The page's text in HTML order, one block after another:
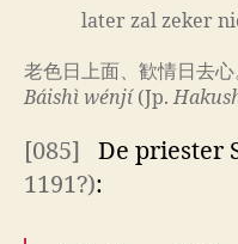
later zal zeker niet
老色日上面、歓情日去
Báishì wénjí(Jp.
[085] De priester
1191?):